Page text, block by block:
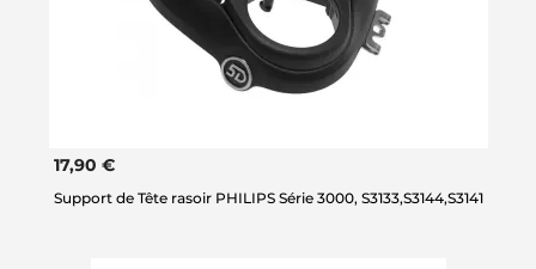
17,90 €
Support de Tête rasoir PHILIPS Série 3000, S3133,S3144,S3141